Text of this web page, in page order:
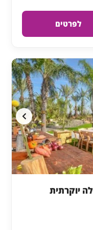
לפרטים
יוקרתית